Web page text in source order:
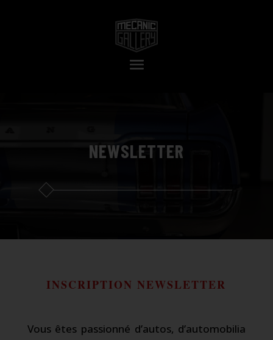
NEWSLETTER
INSCRIPTION NEWSLETTER
Vous êtes passionné d’autos, d’automobilia